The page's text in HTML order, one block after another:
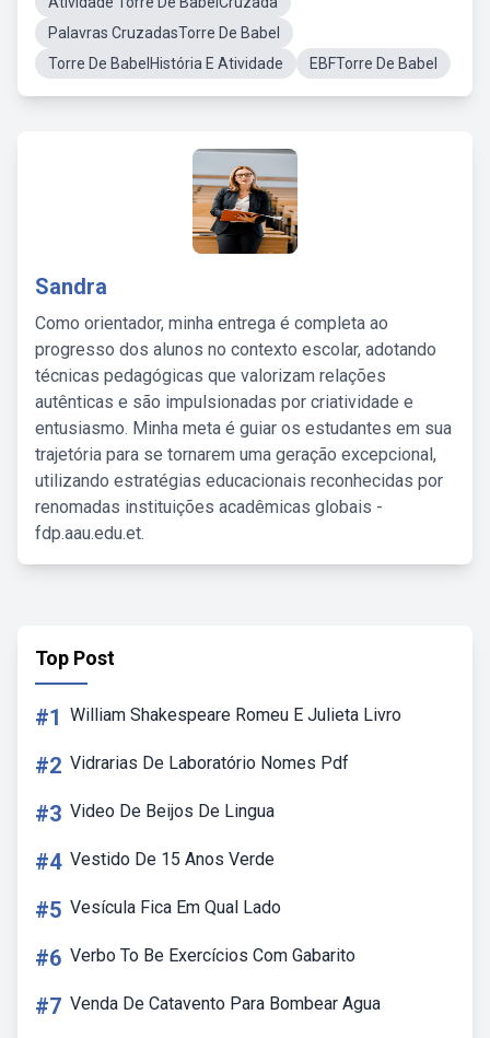
Palavras CruzadasTorre De Babel
Torre De BabelHistória E Atividade
EBFTorre De Babel
Sandra
Como orientador, minha entrega é completa ao
progresso dos alunos no contexto escolar, adotando
técnicas pedagógicas que valorizam relações
autênticas e são impulsionadas por criatividade e
entusiasmo. Minha meta é guiar os estudantes em sua
trajetória para se tornarem uma geração excepcional,
utilizando estratégias educacionais reconhecidas por
renomadas instituições acadêmicas globais -
fdp.aau.edu.et.
Top Post
#1 William Shakespeare Romeu E Julieta Livro
#2 Vidrarias De Laboratório Nomes Pdf
#3 Video De Beijos De Lingua
#4 Vestido De 15 Anos Verde
#5 Vesícula Fica Em Qual Lado
#6 Verbo To Be Exercícios Com Gabarito
#7 Venda De Catavento Para Bombear Agua